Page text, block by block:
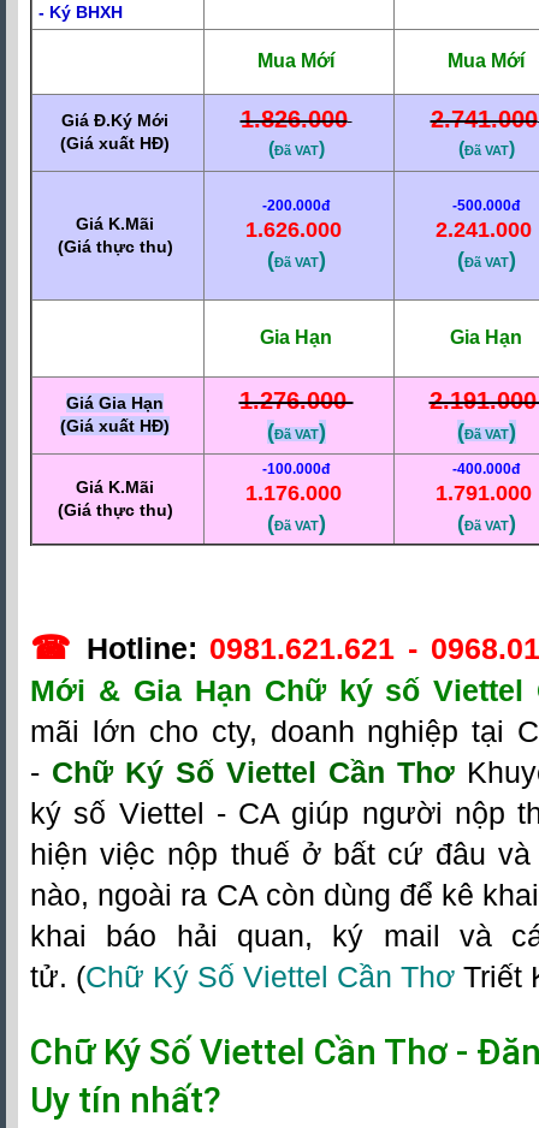
- Ký BHXH
Mua Mớí Mua Mớí
Giá Đ.Ký Mới
(Giá xuất HĐ)
1.826.000
(Đã VAT)
2.741.000
(Đã VAT)
Giá K.Mãi
(Giá thực thu)
-200.000đ
1.626.000
(Đã VAT)
-500.000đ
2.241.000
(Đã VAT)
Gia Hạn Gia Hạn
Giá Gia Hạn
(Giá xuất HĐ)
1.276.000
(Đã VAT) (Đã VAT)
Giá K.Mãi
(Giá thực thu)
-100.000đ
1.176.000
(Đã VAT)
-400.000đ
1.791.000
(Đã VAT)
☎ Hotline: 0981.621.621 -
Mới & Gia Hạn Chữ ký số Viettel
mãi lớn cho cty, doanh nghiệp tại
- Chữ Ký Số Viettel Cần Thơ
ký số Viettel - CA giúp người nộp
hiện việc nộp thuế ở bất cứ đâu
nào, ngoài ra CA còn dùng để kê
khai báo hải quan, ký mail và
tử. (Chữ Ký Số Viettel Cần Thơ Triết
Chữ Ký Số Viettel Cần Thơ -
Uy tín nhất?